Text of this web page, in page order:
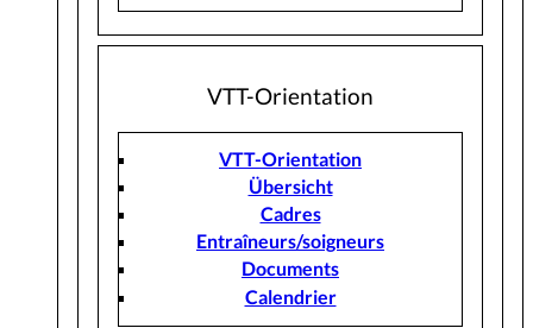
VTT-Orientation
VTT-Orientation
Übersicht
Cadres
Entraîneurs/soigneurs
Documents
Calendrier